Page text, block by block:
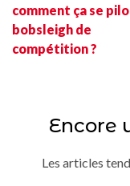
comment ça se
bobsleigh de
compétition ?
Encore
Les articles